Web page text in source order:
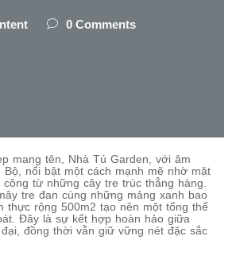
0 Comments
mang tên, Nhà Tú Garden, với âm
Bộ, nổi bật một cách mạnh mẽ nhờ mặt
từ những cây tre trúc thẳng hàng.
tre đan cùng những mảng xanh bao
thực rộng 500m2 tạo nên một tổng thể
Đây là sự kết hợp hoàn hảo giữa
đồng thời vẫn giữ vững nét đặc sắc